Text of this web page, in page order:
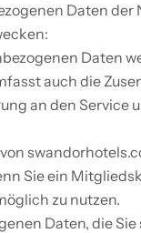
Daten
Daten
auch die
an den
Sie ein
zu nutzen.
Daten, die